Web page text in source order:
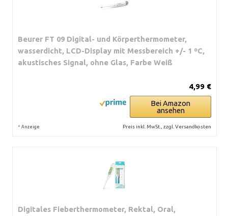
Beurer FT 09 Digital- und Körperthermometer,
wasserdicht, LCD-Display mit Messbereich +/- 1 ºC,
akustisches Signal, ohne Glas, Farbe Weiß
4,99 €
Bei Amazon
ansehen
* Anzeige Preis inkl. MwSt., zzgl. Versandkosten
Digitales Fieberthermometer, Rektal, Oral,